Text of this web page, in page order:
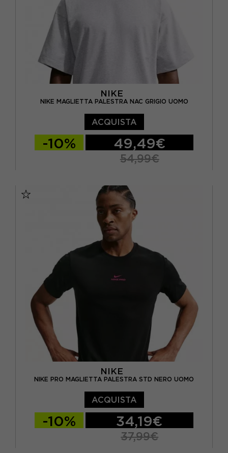
NIKE
NIKE MAGLIETTA PALESTRA NAC GRIGIO UOMO
ACQUISTA
-10% 49,49€
54,99€
NIKE
NIKE PRO MAGLIETTA PALESTRA STD NERO UOMO
ACQUISTA
-10% 34,19€
37,99€